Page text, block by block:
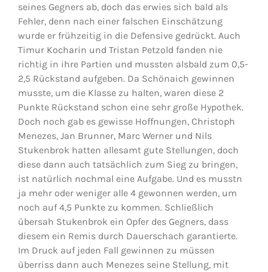
seines Gegners ab, doch das erwies sich bald als
Fehler, denn nach einer falschen Einschätzung
wurde er frühzeitig in die Defensive gedrückt. Auch
Timur Kocharin und Tristan Petzold fanden nie
richtig in ihre Partien und mussten alsbald zum 0,5-
2,5 Rückstand aufgeben. Da Schönaich gewinnen
musste, um die Klasse zu halten, waren diese 2
Punkte Rückstand schon eine sehr große Hypothek.
Doch noch gab es gewisse Hoffnungen, Christoph
Menezes, Jan Brunner, Marc Werner und Nils
Stukenbrok hatten allesamt gute Stellungen, doch
diese dann auch tatsächlich zum Sieg zu bringen,
ist natürlich nochmal eine Aufgabe. Und es musstn
ja mehr oder weniger alle 4 gewonnen werden, um
noch auf 4,5 Punkte zu kommen. Schließlich
übersah Stukenbrok ein Opfer des Gegners, dass
diesem ein Remis durch Dauerschach garantierte.
Im Druck auf jeden Fall gewinnen zu müssen
überriss dann auch Menezes seine Stellung, mit